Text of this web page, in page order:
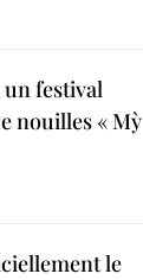
un festival
nouilles « Mỳ
le